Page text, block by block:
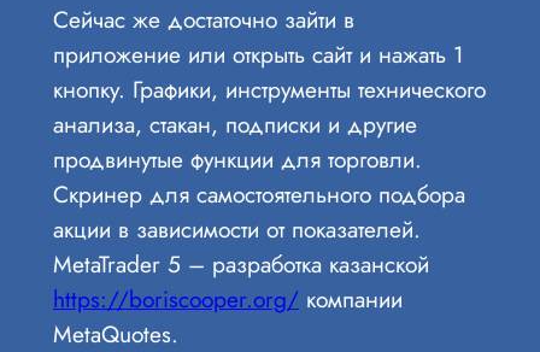
Сейчас же достаточно зайти в
приложение или открыть сайт и нажать 1
кнопку. Графики, инструменты технического
анализа, стакан, подписки и другие
продвинутые функции для торговли.
Скринер для самостоятельного подбора
акции в зависимости от показателей.
MetaTrader 5 – разработка казанской
https://boriscooper.org/ компании
MetaQuotes.